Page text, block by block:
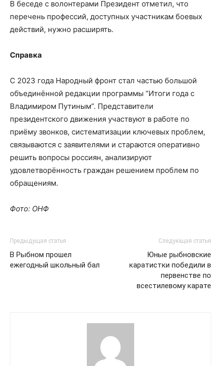
В беседе с волонтерами Президент отметил, что
перечень профессий, доступных участникам боевых
действий, нужно расширять.
Справка
С 2023 года Народный фронт стал частью большой
объединённой редакции программы “Итоги года с
Владимиром Путиным”. Представители
президентского движения участвуют в работе по
приёму звонков, систематизации ключевых проблем,
связываются с заявителями и стараются оперативно
решить вопросы россиян, анализируют
удовлетворённость граждан решением проблем по
обращениям.
Фото: ОНФ
Предыдущая статья
В Рыбном прошел
ежегодный школьный бал
Следующая статья
Юные рыбновские
каратистки победили в
первенстве по
всестилевому карате